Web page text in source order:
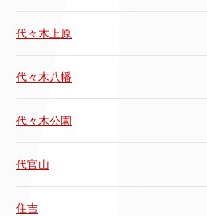
代々木上原
代々木八幡
代々木公園
代官山
住吉